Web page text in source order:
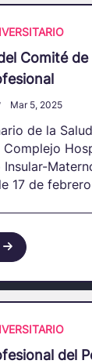
Comité
Mar 5, 2025
de la
Complejo
Insular-
17 de
del